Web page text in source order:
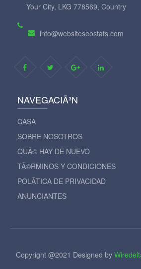
Your City, LKG 778569, Country
info@websiteseostats.com
NAVEGACIÃ³N
CASA
SOBRE NOSOTROS
QUÃ© HAY DE NUEVO
TÃ©RMINOS Y CONDICIONES
POLÃ­TICA DE PRIVACIDAD
ANUNCIANTES
Copyright @2021 Designed by